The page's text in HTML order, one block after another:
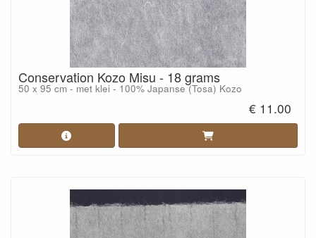
Conservation Kozo Misu - 18 grams
50 x 95 cm - met klei - 100% Japanse (Tosa) Kozo
€ 11.00